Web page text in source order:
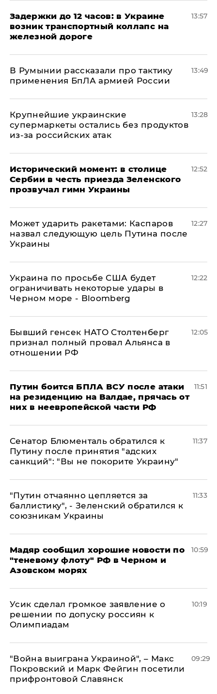
Задержки до 12 часов: в Украине
возник транспортный коллапс на
железной дороге
13:57
В Румынии рассказали про тактику
применения БпЛА армией России
13:49
Крупнейшие украинские
супермаркеты остались без продуктов
из-за российских атак
13:28
Исторический момент: в столице
Сербии в честь приезда Зеленского
прозвучал гимн Украины
12:52
Может ударить ракетами: Каспаров
назвал следующую цель Путина после
Украины
12:27
Украина по просьбе США будет
ограничивать некоторые удары в
Черном море - Bloomberg
12:22
Бывший генсек НАТО Столтенберг
признал полный провал Альянса в
отношении РФ
12:05
Путин боится БПЛА ВСУ после атаки
на резиденцию на Валдае, прячась от
них в неевропейской части РФ
11:51
Сенатор Блюменталь обратился к
Путину после принятия "адских
санкций": "Вы не покорите Украину"
11:37
"Путин отчаянно цепляется за
баллистику", - Зеленский обратился к
союзникам Украины
11:33
Мадяр сообщил хорошие новости по
"теневому флоту" РФ в Черном и
Азовском морях
10:59
Усик сделал громкое заявление о
решении по допуску россиян к
Олимпиадам
10:19
"Война выиграна Украиной", – Макс
Покровский и Марк Фейгин посетили
прифронтовой Славянск
09:29